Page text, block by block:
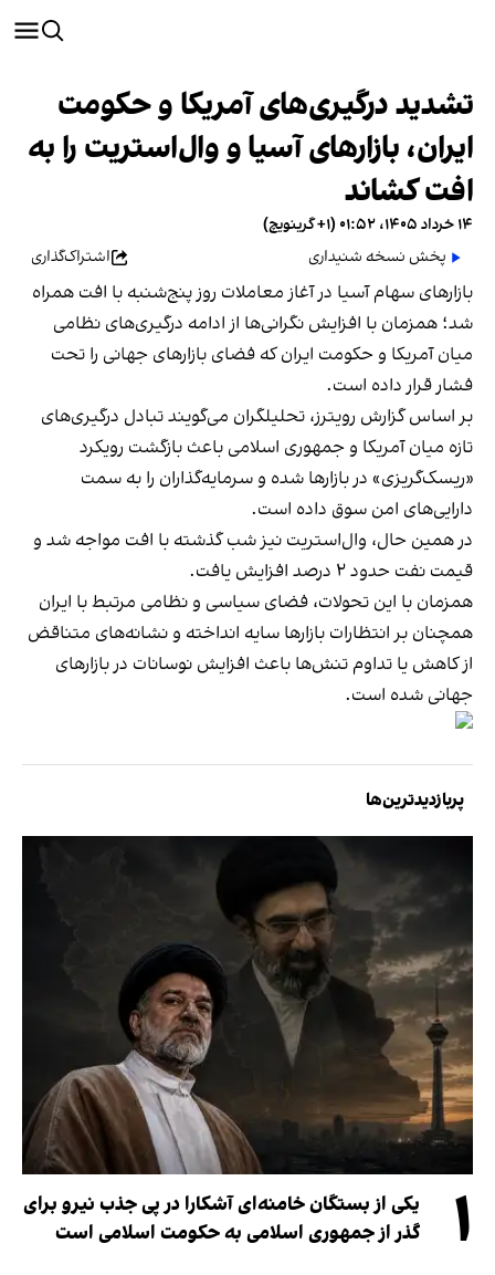
تشدید درگیری‌های آمریکا و حکومت
ایران، بازارهای آسیا و وال‌استریت را به
افت کشاند
۱۴ خرداد ۱۴۰۵، ۰۱:۵۲ (‎+۱ گرینویچ)
پخش نسخه شنیداری
اشتراک‌گذاری
بازارهای سهام آسیا در آغاز معاملات روز پنج‌شنبه با افت همراه
شد؛ همزمان با افزایش نگرانی‌ها از ادامه درگیری‌های نظامی
میان آمریکا و حکومت ایران که فضای بازارهای جهانی را تحت
فشار قرار داده است.
بر اساس گزارش رویترز، تحلیلگران می‌گویند تبادل درگیری‌های
تازه میان آمریکا و جمهوری اسلامی باعث بازگشت رویکرد
«ریسک‌گریزی» در بازارها شده و سرمایه‌گذاران را به سمت
دارایی‌های امن سوق داده است.
در همین حال، وال‌استریت نیز شب گذشته با افت مواجه شد و
قیمت نفت حدود ۲ درصد افزایش یافت.
همزمان با این تحولات، فضای سیاسی و نظامی مرتبط با ایران
همچنان بر انتظارات بازارها سایه انداخته و نشانه‌های متناقض
از کاهش یا تداوم تنش‌ها باعث افزایش نوسانات در بازارهای
جهانی شده است.
پربازدیدترین‌ها
۱
یکی از بستگان خامنه‌ای آشکارا در پی جذب نیرو برای
گذر از جمهوری اسلامی به حکومت اسلامی است